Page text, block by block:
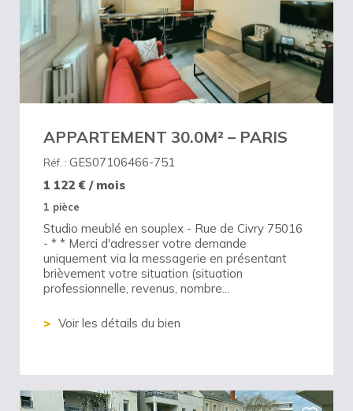
APPARTEMENT 30.0M² – PARIS
Réf. : GES07106466-751
1 122 € / mois
1 pièce
Studio meublé en souplex - Rue de Civry 75016
- * * Merci d'adresser votre demande
uniquement via la messagerie en présentant
brièvement votre situation (situation
professionnelle, revenus, nombre...
Voir les détails du bien